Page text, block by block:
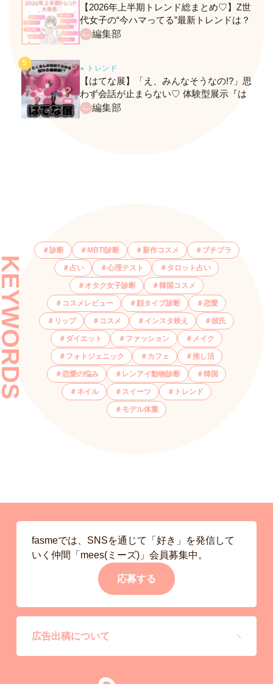
【2026年上半期トレンド総まとめ♡】Z世
代女子の“今ハマってる”最新トレンドは？
ネクストバズ予報もチェック♪
編集部
● トレンド
【はてな展】「え、みんなそうなの!?」思
わず会話が止まらない♡ 体験型展示『は
てな展』に行ってきたレポ
編集部
診断 MBTI診断 新作コスメ プチプラ
占い 心理テスト タロット占い
オタク女子診断 韓国コスメ
コスメレビュー 顔タイプ診断 恋愛
リップ コスメ インスタ映え 彼氏
ダイエット ファッション メイク
フォトジェニック カフェ 推し活
恋愛の悩み レンアイ動物診断 韓国
ネイル スイーツ トレンド
モデル体重
fasmeでは、SNSを通じて「好き」を発信して
いく仲間「mees(ミーズ)」会員募集中。
応募する
広告出稿について